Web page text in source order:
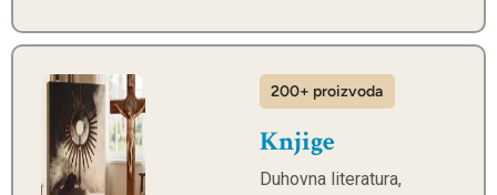
200+ proizvoda
Knjige
Duhovna literatura,